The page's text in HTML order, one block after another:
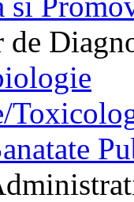
de